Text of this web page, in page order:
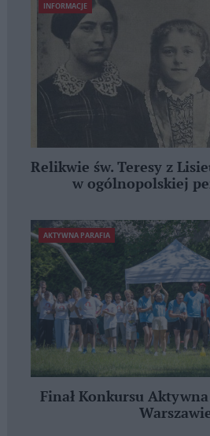
INFORMACJE
Relikwie św. Teresy z
w ogólnopolskiej
AKTYWNA PARAFIA
Finał Konkursu